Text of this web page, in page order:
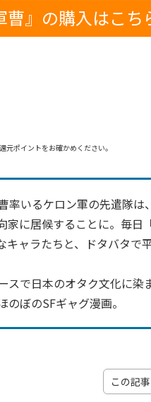
曹』の購入はこ
ポイントをお確かめください。
いるケロン軍の先遣隊
家に居候することに。毎
ャラたちと、ドタバタで
で日本のオタク文化に染
ぼのSFギャグ漫画。
この記